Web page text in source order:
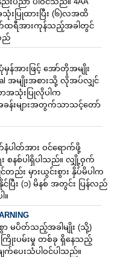
ပြုထားပြီး (၆)လအထိ
ထရီအားကုန်သည့်အခါတွင်
ည်
န်အားဖြင့် အော်တိုအမျိုး
အမျိုးအစားသို့ လိုအပ်လျှင်
ာအသုံးပြုလိုပါက
န်းများအတွက်သာသင့်တော်
ါတ်အား ဝင်ရောက်ဖို့
စနစ်ပါရှိပါသည်။ လျှို့ဝှက်
ည်း မှားယွင်းစွား နှိပ်မိပါက
ြီး (၁) မိနစ် အတွင်း ပြန်လည်
။
ာ မပိတ်သည့်အခါမျိုး (သို့)
ကြိုးပမ်းမှု တစ်ခု ရှိနေသည့်
က်ပေးသံပါဝင်ပါသည်။